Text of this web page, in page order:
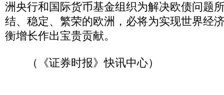
洲央行和国际货币基金组织为解决欧债问题
结、稳定、繁荣的欧洲，必将为实现世界经
衡增长作出宝贵贡献。
（《证券时报》快讯中心）